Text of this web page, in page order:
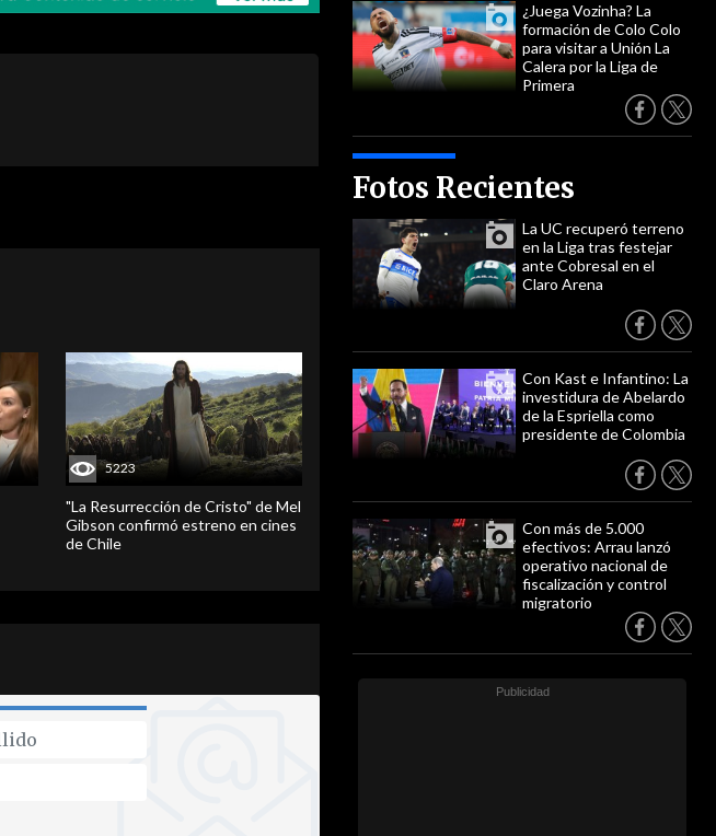
¿Juega Vozinha? La
formación de Colo Colo
para visitar a Unión La
Calera por la Liga de
Primera
Fotos Recientes
La UC recuperó terreno
en la Liga tras festejar
ante Cobresal en el
Claro Arena
Con Kast e Infantino: La
investidura de Abelardo
de la Espriella como
presidente de Colombia
Con más de 5.000
efectivos: Arrau lanzó
operativo nacional de
fiscalización y control
migratorio
5223
"La Resurrección de Cristo" de Mel
Gibson confirmó estreno en cines
de Chile